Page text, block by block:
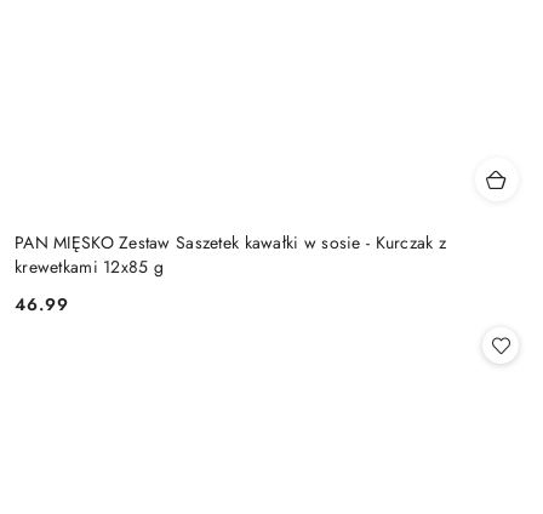
PAN MIĘSKO Zestaw Saszetek kawałki w sosie - Kurczak z
krewetkami 12x85 g
Cena:
46.99